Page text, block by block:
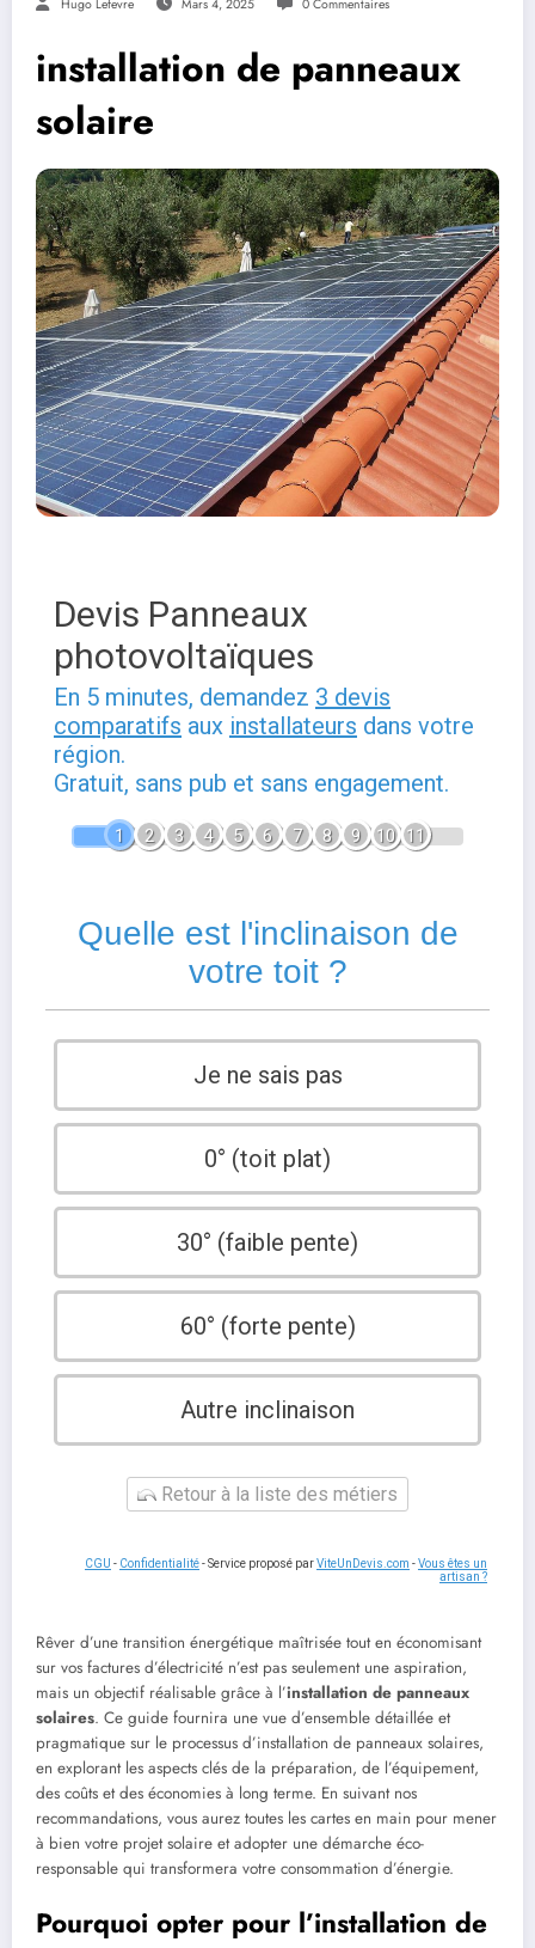
Hugo Lefevre Mars 4, 2025 0 Commentaires
installation de panneaux
solaire
Devis Panneaux
photovoltaïques
En 5 minutes, demandez 3 devis
comparatifs aux installateurs dans votre
région.
Gratuit, sans pub et sans engagement.
1 2 3 4 5 6 7 8 9 10 11
Quelle est l'inclinaison de
votre toit ?
Je ne sais pas
0° (toit plat)
30° (faible pente)
60° (forte pente)
Autre inclinaison
Retour à la liste des métiers
CGU - Confidentialité- Service proposé parViteUnDevis.com -Vous êtes un
artisan ?
Rêver d’une transition énergétique maîtrisée tout en économisant
sur vos factures d’électricité n’est pas seulement une aspiration,
mais un objectif réalisable grâce à l’installation de panneaux
solaires. Ce guide fournira une vue d’ensemble détaillée et
pragmatique sur le processus d’installation de panneaux solaires,
en explorant les aspects clés de la préparation, de l’équipement,
des coûts et des économies à long terme. En suivant nos
recommandations, vous aurez toutes les cartes en main pour mener
à bien votre projet solaire et adopter une démarche éco-
responsable qui transformera votre consommation d’énergie.
Pourquoi opter pour l’installation de